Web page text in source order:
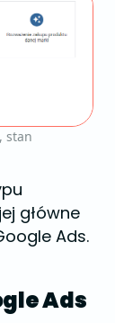
stan
główne
Ads.
Ads